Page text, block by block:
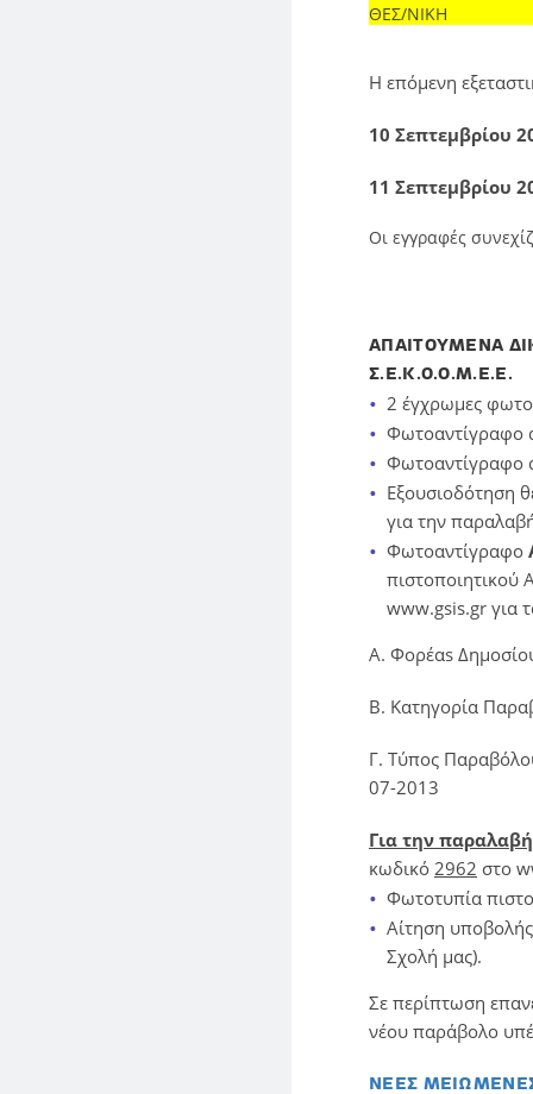
ΘΕΣ/ΝΙΚΗ
Η επόμενη
10 Σεπτεμβρίου
11 Σεπτεμβρίου
Οι εγγραφές
ΑΠΑΙΤΟΥΜΕΝΑ
Σ.Ε.Κ.Ο.Ο.Μ.Ε.Ε.
2 έγχρωμες
Φωτοαντίγραφο
Φωτοαντίγραφο
Εξουσιοδότηση
για την
Φωτοαντίγραφο
πιστοποιητικού
www.gsis.gr για
Α. Φορέαs
Β. Κατηγορία
Γ. Τύπος
07-2013
Για την
κωδικό 2962 στο
Φωτοτυπία
Αίτηση υποβολής
Σχολή μας).
Σε περίπτωση
νέου παράβολο
ΝΕΕΣ